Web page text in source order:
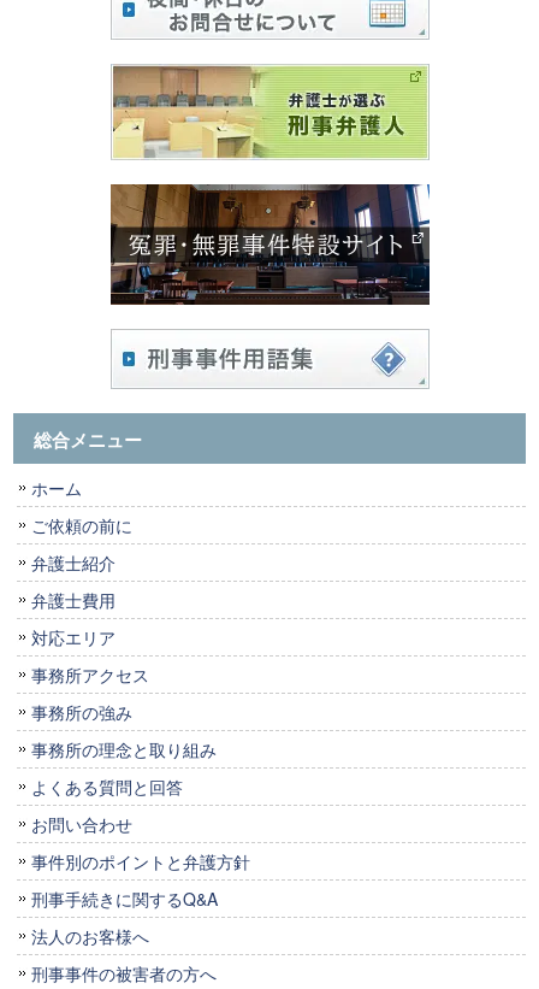
総合メニュー
ホーム
ご依頼の前に
弁護士紹介
弁護士費用
対応エリア
事務所アクセス
事務所の強み
事務所の理念と取り組み
よくある質問と回答
お問い合わせ
事件別のポイントと弁護方針
刑事手続きに関するQ&A
法人のお客様へ
刑事事件の被害者の方へ